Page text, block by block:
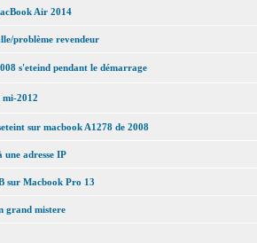
Air 2014
problème revendeur
s'eteind pendant le démarrage
mi-2012
sur macbook A1278 de 2008
une adresse IP
sur Macbook Pro 13
grand mistere